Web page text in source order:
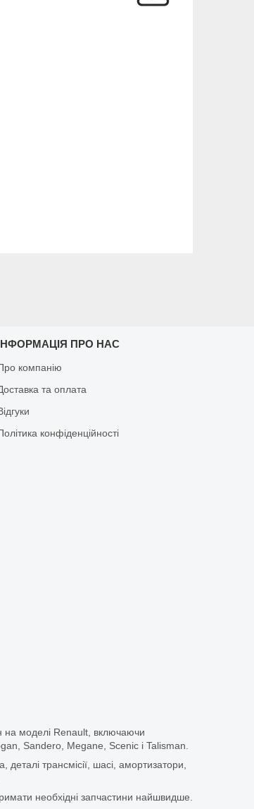
ПРО НАС
компанію
та оплата
конфіденційності
на моделі Renault, включаючи
Sandero, Megane, Scenic і Talisman.
трансмісії, шасі, амортизатори,
необхідні запчастини найшвидше.